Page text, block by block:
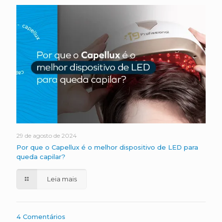
29 de agosto de 2024
Por que o Capellux é o melhor dispositivo de LED para
queda capilar?
Leia mais
4 Comentários